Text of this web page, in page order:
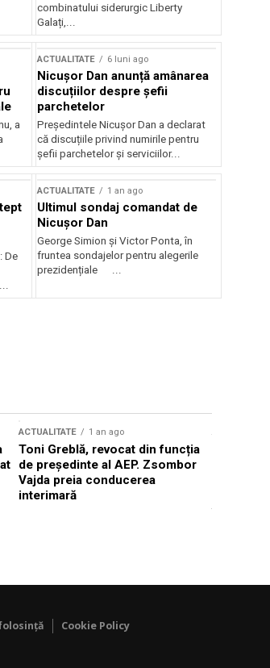
combinatului siderurgic Liberty
Galați,...
a
ACTUALITATE 6 luni ago
Nicușor Dan anunță amânarea
discuțiilor despre șefii
parchetelor
Președintele Nicușor Dan a declarat
că discuțiile privind numirile pentru
șefii parchetelor și serviciilor...
De
ACTUALITATE 1 an ago
Ultimul sondaj comandat de
Nicușor Dan
George Simion și Victor Ponta, în
fruntea sondajelor pentru alegerile
prezidențiale ...
ACTUALITATE 1 an ago
Toni Greblă, revocat din funcția
de președinte al AEP. Zsombor
Vajda preia conducerea
interimară
Cookie Policy